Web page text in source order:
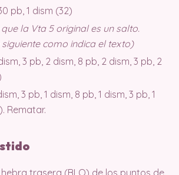
pb, 1 dism (32)
la Vta 5 original es un salto.
como indica el texto)
3 pb, 2 dism, 8 pb, 2 dism, 3 pb, 2
3 pb, 1 dism, 8 pb, 1 dism, 3 pb, 1
Rematar.